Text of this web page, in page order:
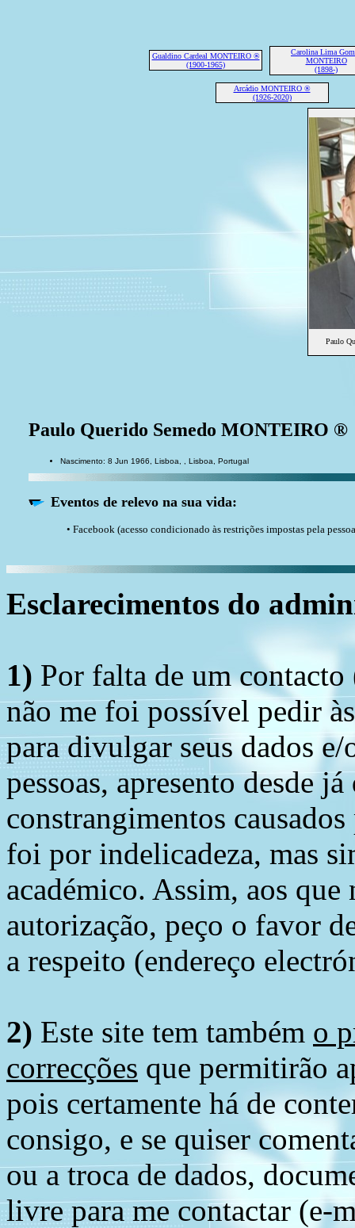
Gualdino Cardeal MONTEIRO ®
(1900-1965)
Carolina Lima
MONTEIRO
(1898-)
Arcádio MONTEIRO ®
(1926-2020)
Paulo
Paulo Querido Semedo MONTEIRO ®
Nascimento: 8 Jun 1966, Lisboa, , Lisboa, Portugal
Eventos de relevo na sua vida:
• Facebook (acesso condicionado às restrições impostas pela
Esclarecimentos do
1) Por falta de um
não me foi possível pedir
para divulgar seus dados
pessoas, apresento desde
constrangimentos
foi por indelicadeza, mas
académico. Assim, aos
autorização, peço o favor
a respeito (endereço
2) Este site tem também o
correcções que permitirão
pois certamente há de
consigo, e se quiser
ou a troca de dados,
livre para me contactar (e-